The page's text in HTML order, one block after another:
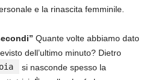
e la rinascita femminile.
Quante volte abbiamo dato
dell’ultimo minuto? Dietro
si nasconde spesso la